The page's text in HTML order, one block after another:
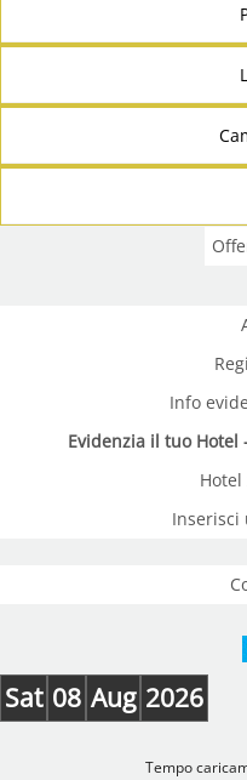
Info
Evidenzia il tuo Hotel
Inserisci
Sat 08 Aug 2026
Tempo